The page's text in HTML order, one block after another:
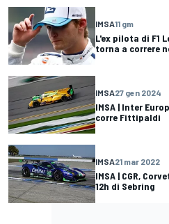
IMSA11 gm
L'ex pilota di F1
torna a correre
IMSA27 gen 2024
IMSA | Inter
corre Fittipaldi
IMSA21 mar 2022
IMSA | CGR,
12h di Sebring